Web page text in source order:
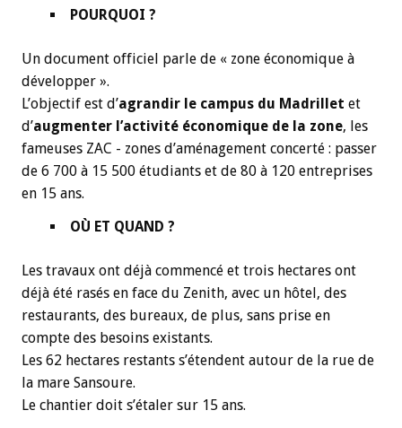
POURQUOI ?
Un document officiel parle de « zone économique à
développer ».
L’objectif est d’agrandir le campus du Madrillet et
d’augmenter l’activité économique de la zone, les
fameuses ZAC - zones d’aménagement concerté : passer
de 6 700 à 15 500 étudiants et de 80 à 120 entreprises
en 15 ans.
OÙ ET QUAND ?
Les travaux ont déjà commencé et trois hectares ont
déjà été rasés en face du Zenith, avec un hôtel, des
restaurants, des bureaux, de plus, sans prise en
compte des besoins existants.
Les 62 hectares restants s’étendent autour de la rue de
la mare Sansoure.
Le chantier doit s’étaler sur 15 ans.